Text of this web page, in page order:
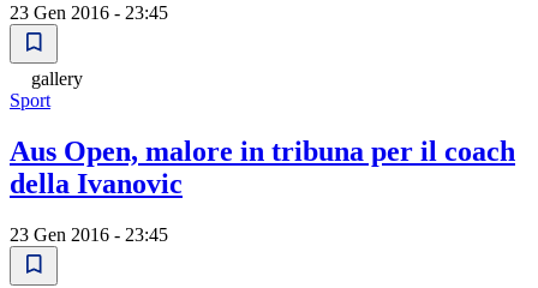
23 Gen 2016 - 23:45
gallery
Sport
Aus Open, malore in tribuna per il coach
della Ivanovic
23 Gen 2016 - 23:45